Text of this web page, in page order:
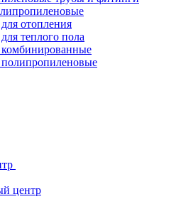
отопления
теплого пола
центр